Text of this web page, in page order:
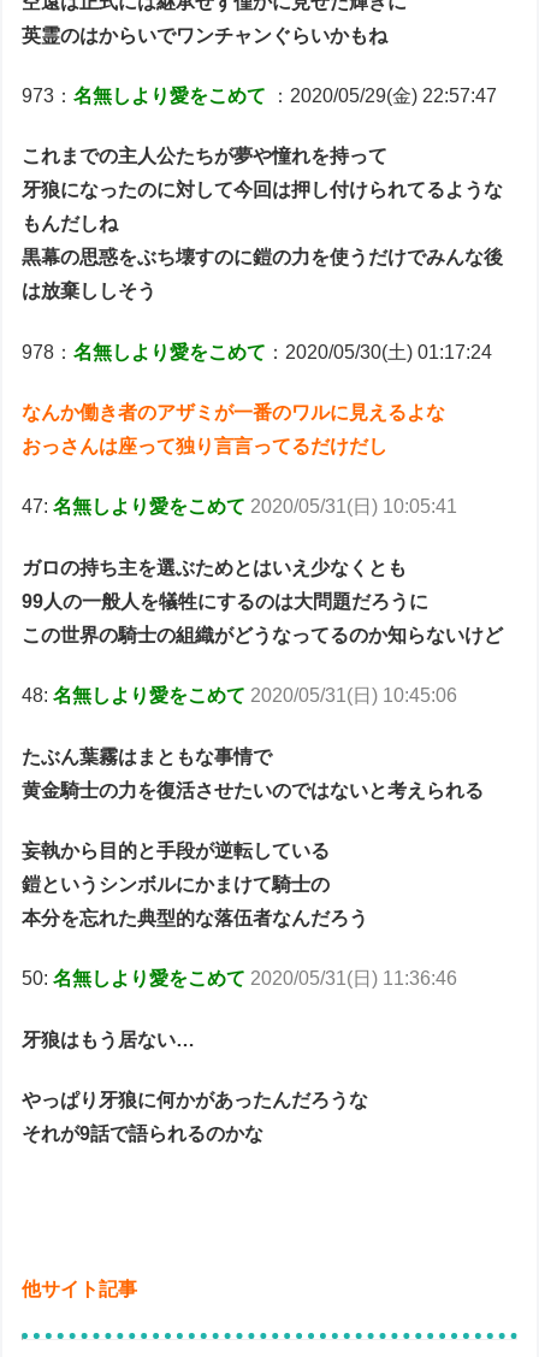
英霊のはからいでワンチャンぐらいかもね
973：名無しより愛をこめて ：2020/05/29(金) 22:57:47
これまでの主人公たちが夢や憧れを持って
牙狼になったのに対して今回は押し付けられてるような
もんだしね
黒幕の思惑をぶち壊すのに鎧の力を使うだけでみんな後
は放棄ししそう
978：名無しより愛をこめて ：2020/05/30(土) 01:17:24
なんか働き者のアザミが一番のワルに見えるよな
おっさんは座って独り言言ってるだけだし
47:名無しより愛をこめて 2020/05/31(日) 10:05:41
ガロの持ち主を選ぶためとはいえ少なくとも
99人の一般人を犠牲にするのは大問題だろうに
この世界の騎士の組織がどうなってるのか知らないけど
48:名無しより愛をこめて 2020/05/31(日) 10:45:06
たぶん葉霧はまともな事情で
黄金騎士の力を復活させたいのではないと考えられる
妄執から目的と手段が逆転している
鎧というシンボルにかまけて騎士の
本分を忘れた典型的な落伍者なんだろう
50:名無しより愛をこめて 2020/05/31(日) 11:36:46
牙狼はもう居ない…
やっぱり牙狼に何かがあったんだろうな
それが9話で語られるのかな
他サイト記事